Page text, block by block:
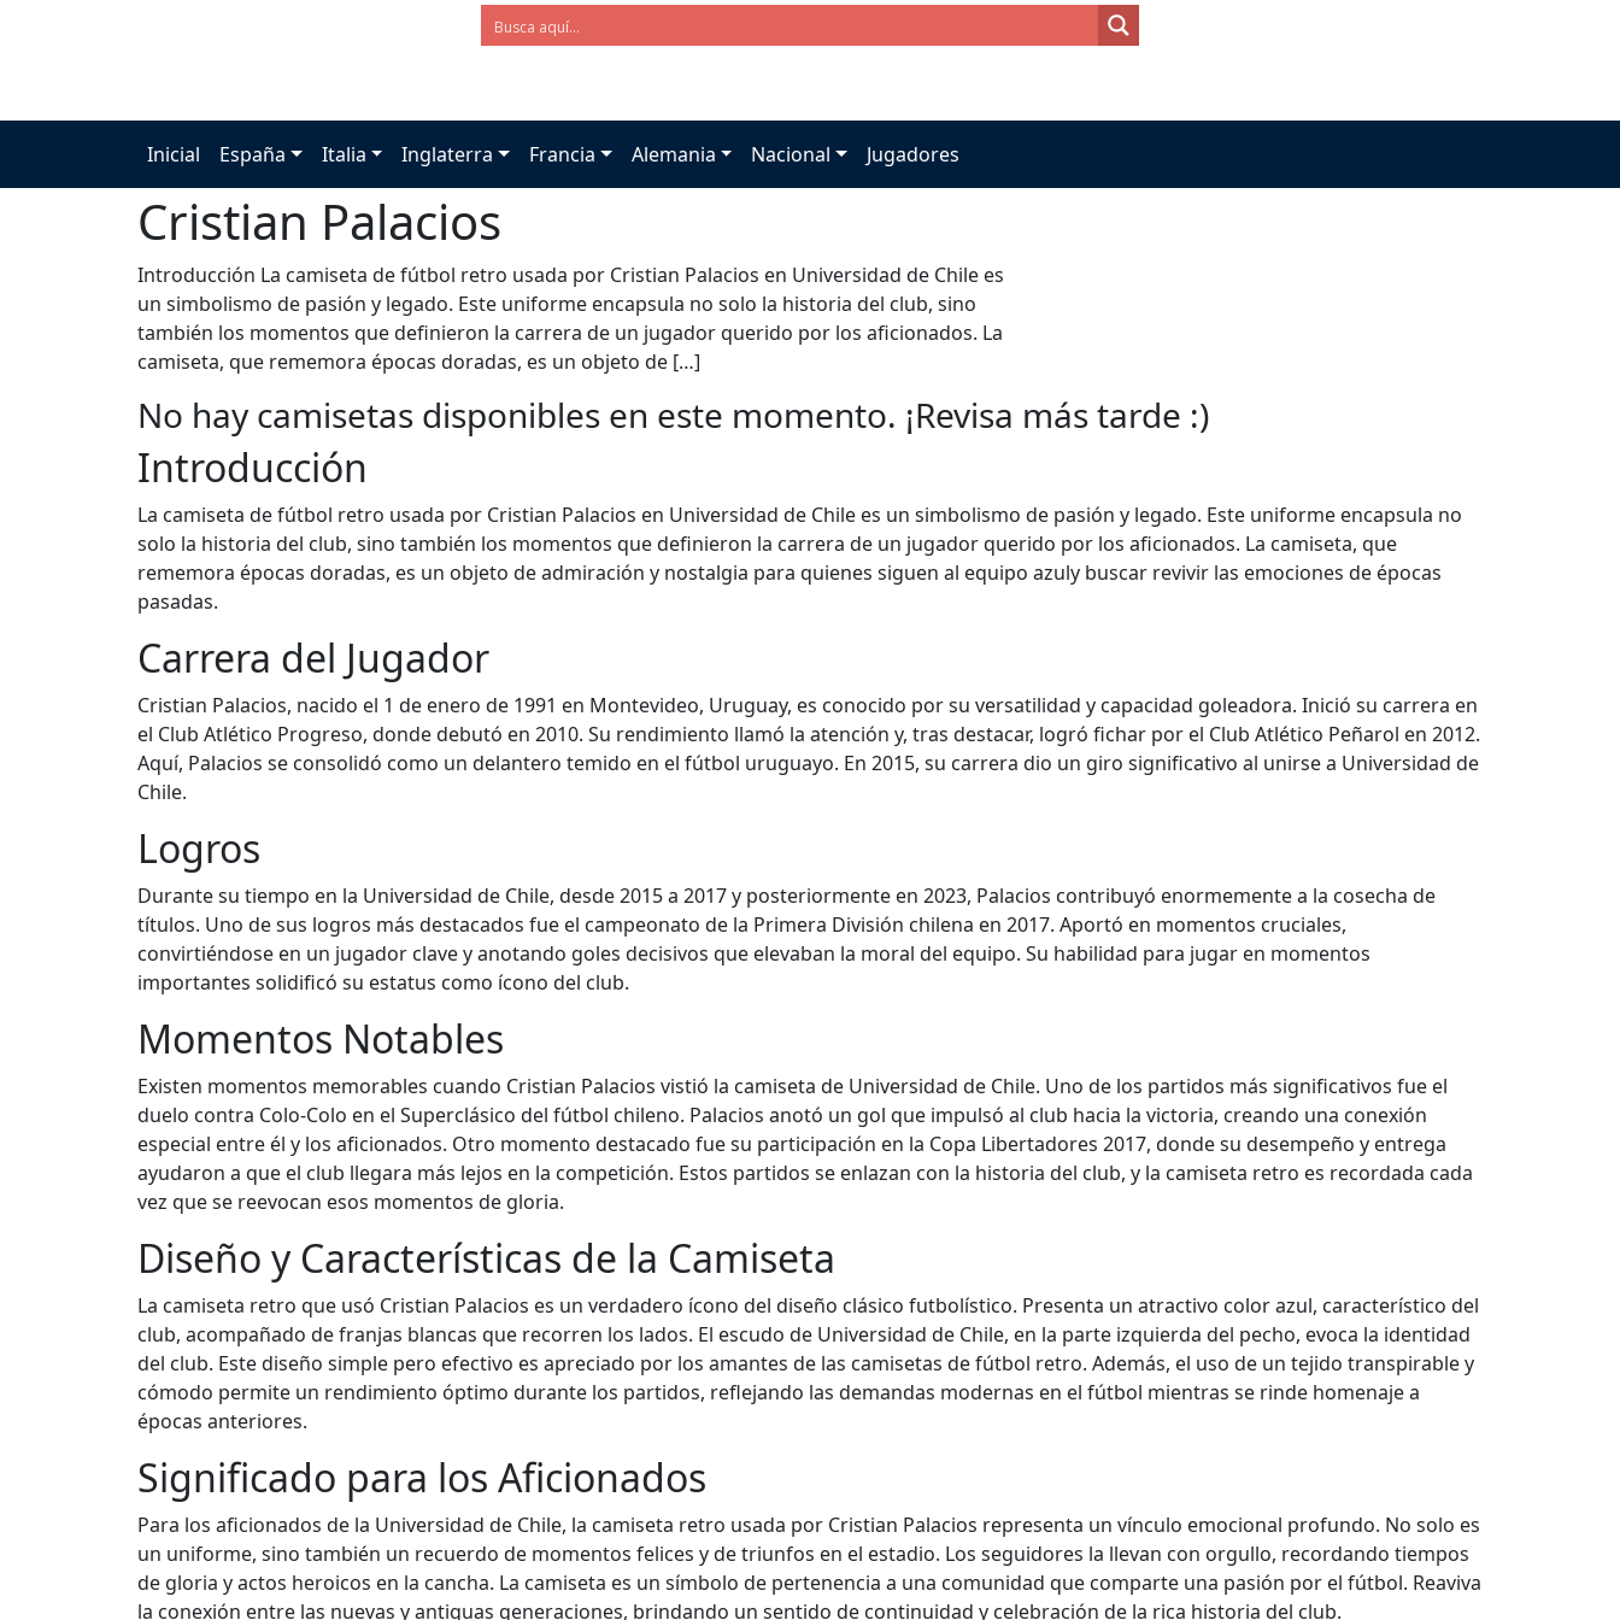
Inicial España Italia Inglaterra Francia Alemania Nacional Jugadores
Cristian Palacios
Introducción La camiseta de fútbol retro usada por Cristian Palacios en Universidad de Chile es
un simbolismo de pasión y legado. Este uniforme encapsula no solo la historia del club, sino
también los momentos que definieron la carrera de un jugador querido por los aficionados. La
camiseta, que rememora épocas doradas, es un objeto de […]
No hay camisetas disponibles en este momento. ¡Revisa más tarde :)
Introducción
La camiseta de fútbol retro usada por Cristian Palacios en Universidad de Chile es un simbolismo de pasión y legado. Este uniforme encapsula no
solo la historia del club, sino también los momentos que definieron la carrera de un jugador querido por los aficionados. La camiseta, que
rememora épocas doradas, es un objeto de admiración y nostalgia para quienes siguen al equipo azuly buscar revivir las emociones de épocas
pasadas.
Carrera del Jugador
Cristian Palacios, nacido el 1 de enero de 1991 en Montevideo, Uruguay, es conocido por su versatilidad y capacidad goleadora. Inició su carrera en
el Club Atlético Progreso, donde debutó en 2010. Su rendimiento llamó la atención y, tras destacar, logró fichar por el Club Atlético Peñarol en 2012.
Aquí, Palacios se consolidó como un delantero temido en el fútbol uruguayo. En 2015, su carrera dio un giro significativo al unirse a Universidad de
Chile.
Logros
Durante su tiempo en la Universidad de Chile, desde 2015 a 2017 y posteriormente en 2023, Palacios contribuyó enormemente a la cosecha de
títulos. Uno de sus logros más destacados fue el campeonato de la Primera División chilena en 2017. Aportó en momentos cruciales,
convirtiéndose en un jugador clave y anotando goles decisivos que elevaban la moral del equipo. Su habilidad para jugar en momentos
importantes solidificó su estatus como ícono del club.
Momentos Notables
Existen momentos memorables cuando Cristian Palacios vistió la camiseta de Universidad de Chile. Uno de los partidos más significativos fue el
duelo contra Colo-Colo en el Superclásico del fútbol chileno. Palacios anotó un gol que impulsó al club hacia la victoria, creando una conexión
especial entre él y los aficionados. Otro momento destacado fue su participación en la Copa Libertadores 2017, donde su desempeño y entrega
ayudaron a que el club llegara más lejos en la competición. Estos partidos se enlazan con la historia del club, y la camiseta retro es recordada cada
vez que se reevocan esos momentos de gloria.
Diseño y Características de la Camiseta
La camiseta retro que usó Cristian Palacios es un verdadero ícono del diseño clásico futbolístico. Presenta un atractivo color azul, característico del
club, acompañado de franjas blancas que recorren los lados. El escudo de Universidad de Chile, en la parte izquierda del pecho, evoca la identidad
del club. Este diseño simple pero efectivo es apreciado por los amantes de las camisetas de fútbol retro. Además, el uso de un tejido transpirable y
cómodo permite un rendimiento óptimo durante los partidos, reflejando las demandas modernas en el fútbol mientras se rinde homenaje a
épocas anteriores.
Significado para los Aficionados
Para los aficionados de la Universidad de Chile, la camiseta retro usada por Cristian Palacios representa un vínculo emocional profundo. No solo es
un uniforme, sino también un recuerdo de momentos felices y de triunfos en el estadio. Los seguidores la llevan con orgullo, recordando tiempos
de gloria y actos heroicos en la cancha. La camiseta es un símbolo de pertenencia a una comunidad que comparte una pasión por el fútbol. Reaviva
la conexión entre las nuevas y antiguas generaciones, brindando un sentido de continuidad y celebración de la rica historia del club.